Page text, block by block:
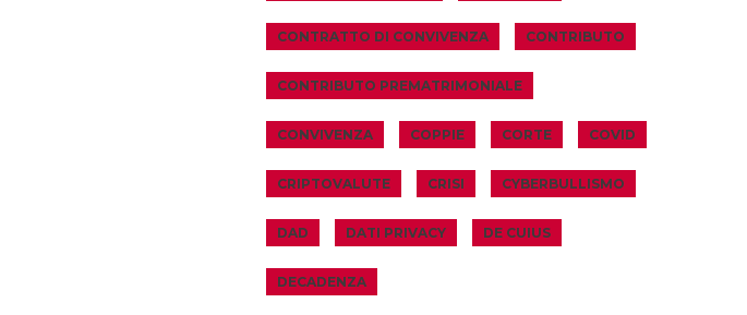
CONTRATTO DI CONVIVENZA CONTRIBUTO
CONTRIBUTO PREMATRIMONIALE
CONVIVENZA COPPIE CORTE COVID
CRIPTOVALUTE CRISI CYBERBULLISMO
DAD DATI PRIVACY DE CUIUS
DECADENZA